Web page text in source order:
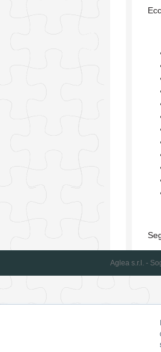
Aglea s.r.l. -